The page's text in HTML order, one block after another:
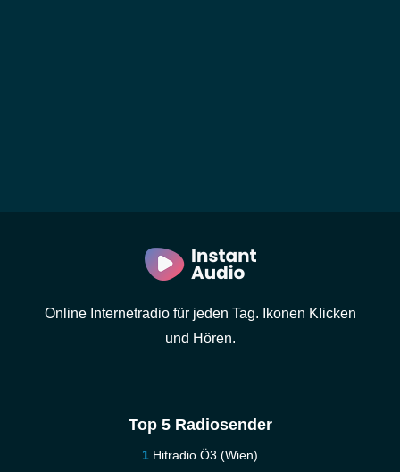
Online Internetradio für jeden Tag. Ikonen Klicken
und Hören.
Top 5 Radiosender
Hitradio Ö3 (Wien)